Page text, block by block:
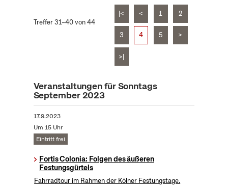
Treffer 31–40 von 44
|< < 1 2
3 4 5 >
>|
Veranstaltungen für Sonntags
September 2023
17.9.2023
Um 15 Uhr
Eintritt frei
Fortis Colonia: Folgen des äußeren
Festungsgürtels
Fahrradtour im Rahmen der Kölner Festungstage.